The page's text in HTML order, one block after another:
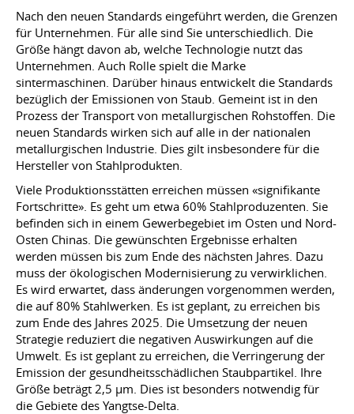
Nach den neuen Standards eingeführt werden, die Grenzen
für Unternehmen. Für alle sind Sie unterschiedlich. Die
Größe hängt davon ab, welche Technologie nutzt das
Unternehmen. Auch Rolle spielt die Marke
sintermaschinen. Darüber hinaus entwickelt die Standards
bezüglich der Emissionen von Staub. Gemeint ist in den
Prozess der Transport von metallurgischen Rohstoffen. Die
neuen Standards wirken sich auf alle in der nationalen
metallurgischen Industrie. Dies gilt insbesondere für die
Hersteller von Stahlprodukten.
Viele Produktionsstätten erreichen müssen «signifikante
Fortschritte». Es geht um etwa 60% Stahlproduzenten. Sie
befinden sich in einem Gewerbegebiet im Osten und Nord-
Osten Chinas. Die gewünschten Ergebnisse erhalten
werden müssen bis zum Ende des nächsten Jahres. Dazu
muss der ökologischen Modernisierung zu verwirklichen.
Es wird erwartet, dass änderungen vorgenommen werden,
die auf 80% Stahlwerken. Es ist geplant, zu erreichen bis
zum Ende des Jahres 2025. Die Umsetzung der neuen
Strategie reduziert die negativen Auswirkungen auf die
Umwelt. Es ist geplant zu erreichen, die Verringerung der
Emission der gesundheitsschädlichen Staubpartikel. Ihre
Größe beträgt 2,5 µm. Dies ist besonders notwendig für
die Gebiete des Yangtse-Delta.